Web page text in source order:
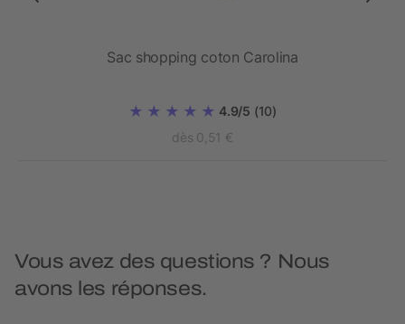
Sac shopping coton Carolina
4.9/5 (10)
dès 0,51 €
Vous avez des questions ? Nous
avons les réponses.